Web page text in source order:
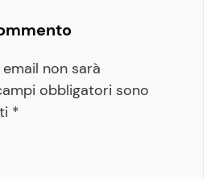
non sarà
obbligatori sono
*